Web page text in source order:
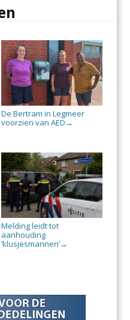
De Bertram in Legmeer
voorzien van AED →
Melding leidt tot
aanhouding
‘klusjesmannen’→